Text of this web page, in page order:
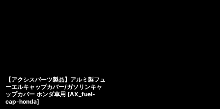
【アクシスパーツ製品】アルミ製フュ
ーエルキャップカバー/ガソリンキャ
ップカバー ホンダ車用 [AX_fuel-
cap-honda]